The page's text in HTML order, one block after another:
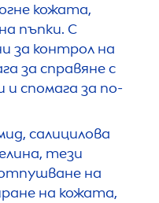
кожата,
пъпки. С
за контрол на
за справяне с
спомага за по-
салицилова
тези
на
на кожата,